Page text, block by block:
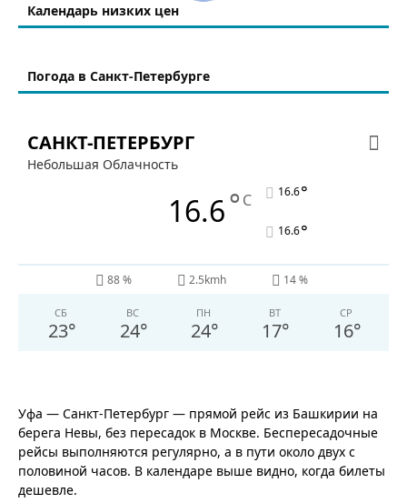
Календарь низких цен
Погода в Санкт-Петербурге
САНКТ-ПЕТЕРБУРГ
Небольшая Облачность
16.6° C 16.6°
16.6°
88 % 2.5kmh 14 %
СБ
23°
ВС
24°
ПН
24°
ВТ
17°
СР
16°
Уфа — Санкт-Петербург — прямой рейс из Башкирии на
берега Невы, без пересадок в Москве. Беспересадочные
рейсы выполняются регулярно, а в пути около двух с
половиной часов. В календаре выше видно, когда билеты
дешевле.